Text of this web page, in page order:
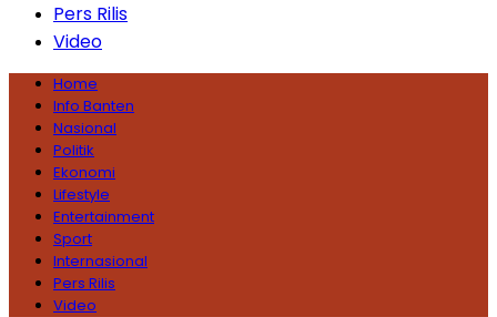
Pers Rilis
Video
Home
Info Banten
Nasional
Politik
Ekonomi
Lifestyle
Entertainment
Sport
Internasional
Pers Rilis
Video